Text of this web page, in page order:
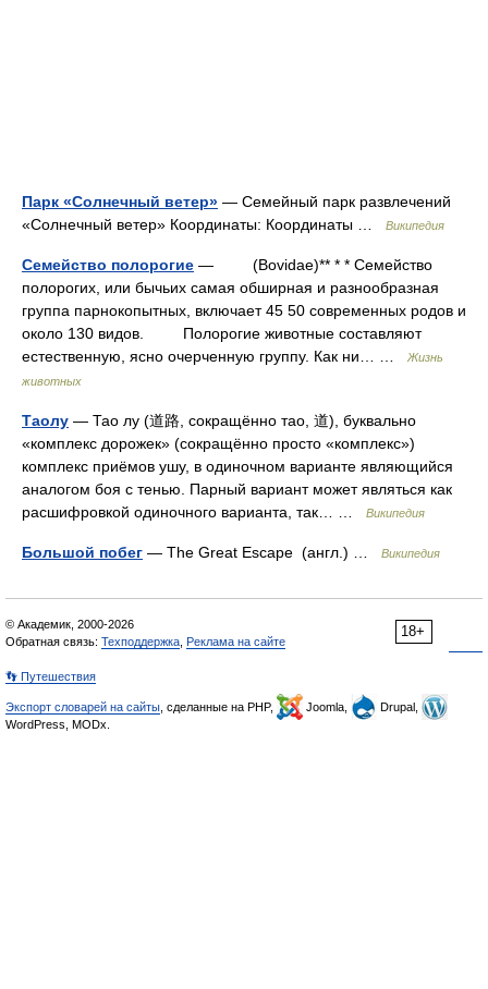
Парк «Солнечный ветер» — Семейный парк развлечений
«Солнечный ветер» Координаты: Координаты …
Википедия
Семейство полорогие — (Bovidae)** * * Семейство
полорогих, или бычьих самая обширная и разнообразная
группа парнокопытных, включает 45 50 современных родов и
около 130 видов. Полорогие животные составляют
естественную, ясно очерченную группу. Как ни… …
Жизнь
животных
Таолу — Тао лу (道路, сокращённо тао, 道), буквально
«комплекс дорожек» (сокращённо просто «комплекс»)
комплекс приёмов ушу, в одиночном варианте являющийся
аналогом боя с тенью. Парный вариант может являться как
расшифровкой одиночного варианта, так… …
Википедия
Большой побег — The Great Escape (англ.) … Википедия
18+
© Академик, 2000-2026
Обратная связь: Техподдержка Реклама на сайте
👣 Путешествия
Экспорт словарей на сайты , сделанные на PHP, Joomla,
Drupal,
WordPress, MODx.